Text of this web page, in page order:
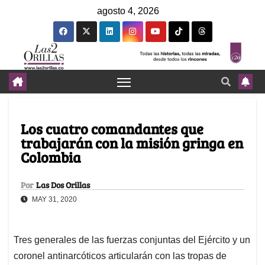
agosto 4, 2026
Los cuatro comandantes que
trabajarán con la misión gringa en
Colombia
Por Las Dos Orillas
MAY 31, 2020
Tres generales de las fuerzas conjuntas del Ejército y un
coronel antinarcóticos articularán con las tropas de